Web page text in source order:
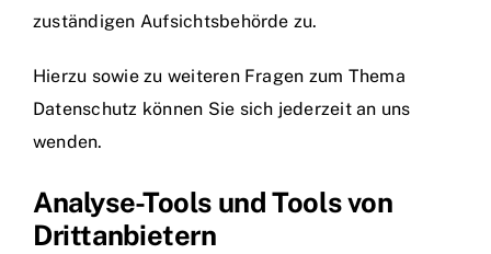
zuständigen Aufsichtsbehörde zu.
Hierzu sowie zu weiteren Fragen zum Thema
Datenschutz können Sie sich jederzeit an uns
wenden.
Analyse-Tools und Tools von
Dritt­anbietern